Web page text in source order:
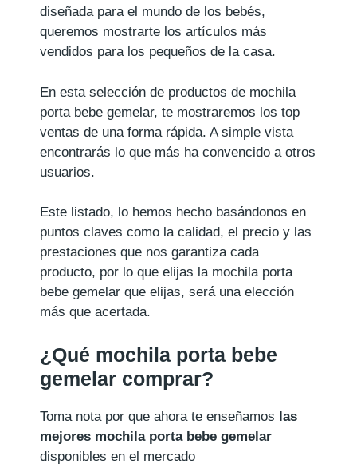
diseñada para el mundo de los bebés,
queremos mostrarte los artículos más
vendidos para los pequeños de la casa.
En esta selección de productos de mochila
porta bebe gemelar, te mostraremos los top
ventas de una forma rápida. A simple vista
encontrarás lo que más ha convencido a otros
usuarios.
Este listado, lo hemos hecho basándonos en
puntos claves como la calidad, el precio y las
prestaciones que nos garantiza cada
producto, por lo que elijas la mochila porta
bebe gemelar que elijas, será una elección
más que acertada.
¿Qué mochila porta bebe
gemelar comprar?
Toma nota por que ahora te enseñamos las
mejores mochila porta bebe gemelar
disponibles en el mercado